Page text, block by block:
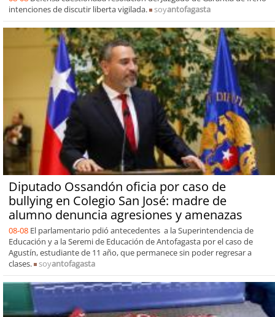
intenciones de discutir liberta vigilada.
soyantofagasta
Diputado Ossandón oficia por caso de
bullying en Colegio San José: madre de
alumno denuncia agresiones y amenazas
08-08 El parlamentario pdió antecedentes a la Superintendencia de
Educación y a la Seremi de Educación de Antofagasta por el caso de
Agustín, estudiante de 11 año, que permanece sin poder regresar a
clases.
soyantofagasta